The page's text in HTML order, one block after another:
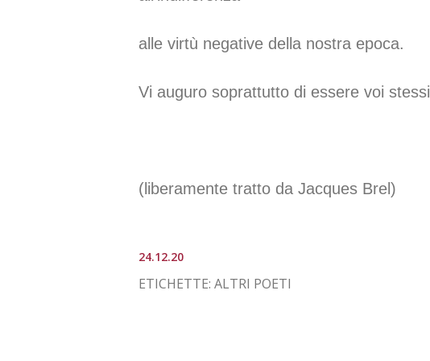
alle virtù negative della nostra epoca.
Vi auguro soprattutto di essere voi stessi
(liberamente tratto da Jacques Brel)
24.12.20
ETICHETTE: ALTRI POETI